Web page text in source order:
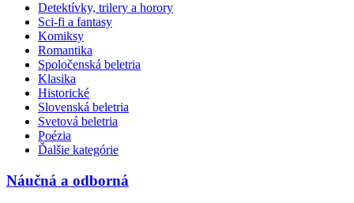
Detektívky, trilery a horory
Sci-fi a fantasy
Komiksy
Romantika
Spoločenská beletria
Klasika
Historické
Slovenská beletria
Svetová beletria
Poézia
Ďalšie kategórie
Náučná a odborná